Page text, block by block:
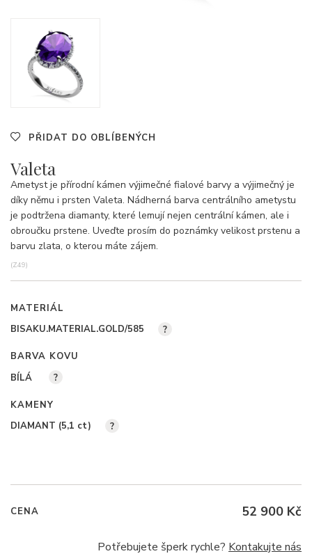
PŘIDAT DO OBLÍBENÝCH
Valeta
Ametyst je přírodní kámen výjimečné fialové barvy a výjimečný je
díky němu i prsten Valeta. Nádherná barva centrálního ametystu
je podtržena diamanty, které lemují nejen centrální kámen, ale i
obroučku prstene. Uveďte prosím do poznámky velikost prstenu a
barvu zlata, o kterou máte zájem.
(Z49)
MATERIÁL
BISAKU.MATERIAL.GOLD/585
?
BARVA KOVU
BÍLÁ
?
KAMENY
DIAMANT (5,1 ct) ?
CENA 52 900 Kč
Potřebujete šperk rychle? Kontakujte nás